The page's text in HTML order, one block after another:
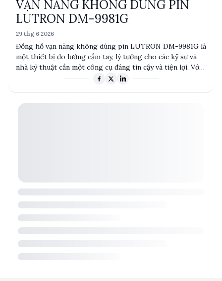
VẠN NĂNG KHÔNG DÙNG PIN
LUTRON DM-9981G
29 thg 6 2026
Đồng hồ vạn năng không dùng pin LUTRON DM-9981G là
một thiết bị đo lường cầm tay, lý tưởng cho các kỹ sư và
nhà kỹ thuật cần một công cụ đáng tin cậy và tiện lợi. Với
thiết kế không cần pin, sản phẩm này mang lại sự linh
DM-9981G vẫn nổi bật nhờ tính năng tiết kiệm năng lượng